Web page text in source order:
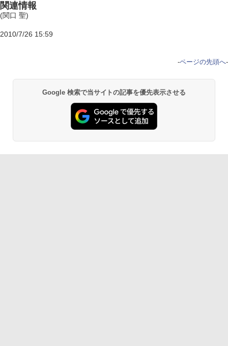
関連情報
(関口 聖)
2010/7/26 15:59
-ページの先頭へ-
Google 検索で当サイトの記事を優先表示させる